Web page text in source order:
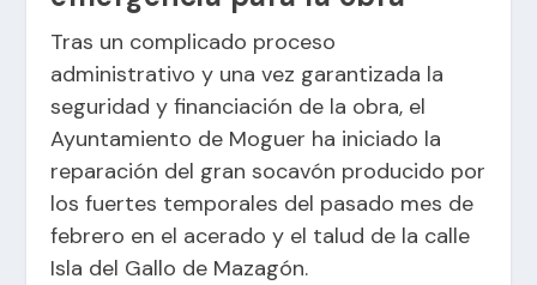
Tras un complicado proceso
administrativo y una vez garantizada la
seguridad y financiación de la obra, el
Ayuntamiento de Moguer ha iniciado la
reparación del gran socavón producido por
los fuertes temporales del pasado mes de
febrero en el acerado y el talud de la calle
Isla del Gallo de Mazagón.